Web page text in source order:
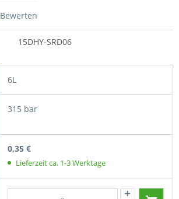
Bewerten
15DHY-SRD06
6L
315 bar
0,35 €
Lieferzeit ca. 1-3 Werktage